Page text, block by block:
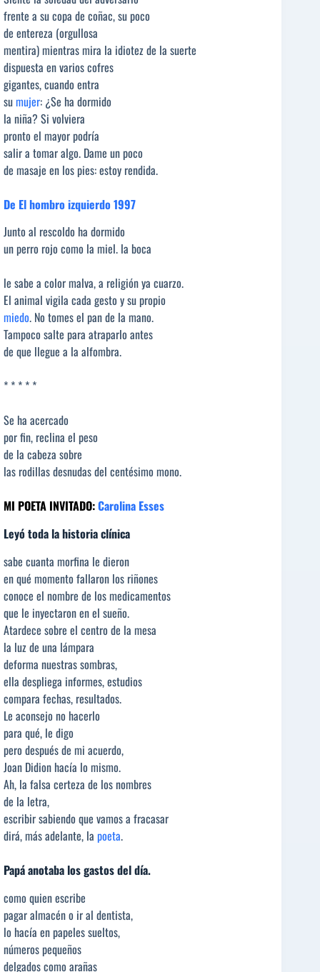
frente a su copa de coñac, su poco
de entereza (orgullosa
mentira) mientras mira la idiotez de la suerte
dispuesta en varios cofres
gigantes, cuando entra
sumujer: ¿Se ha dormido
la niña? Si volviera
pronto el mayor podría
salir a tomar algo. Dame un poco
de masaje en los pies: estoy rendida.
De El hombro izquierdo 1997
Junto al rescoldo ha dormido
un perro rojo como la miel. la boca
le sabe a color malva, a religión ya cuarzo.
El animal vigila cada gesto y su propio
miedo. No tomes el pan de la mano.
Tampoco salte para atraparlo antes
de que llegue a la alfombra.
* * * * *
Se ha acercado
por fin, reclina el peso
de la cabeza sobre
las rodillas desnudas del centésimo mono.
MI POETA INVITADO:Carolina Esses
Leyó toda la historia clínica
sabe cuanta morfina le dieron
en qué momento fallaron los riñones
conoce el nombre de los medicamentos
que le inyectaron en el sueño.
Atardece sobre el centro de la mesa
la luz de una lámpara
deforma nuestras sombras,
ella despliega informes, estudios
compara fechas, resultados.
Le aconsejo no hacerlo
para qué, le digo
pero después de mi acuerdo,
Joan Didion hacía lo mismo.
Ah, la falsa certeza de los nombres
de la letra,
escribir sabiendo que vamos a fracasar
dirá, más adelante, la poeta.
Papá anotaba los gastos del día.
como quien escribe
pagar almacén o ir al dentista,
lo hacía en papeles sueltos,
números pequeños
delgados como arañas